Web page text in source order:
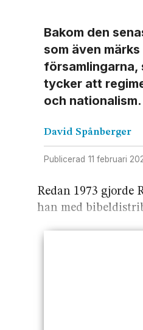
Bakom den
som även
församlingarna,
tycker att
och nationalism.
David Spånberger
Publicerad 11 februari
Redan 1973 gjorde
han med